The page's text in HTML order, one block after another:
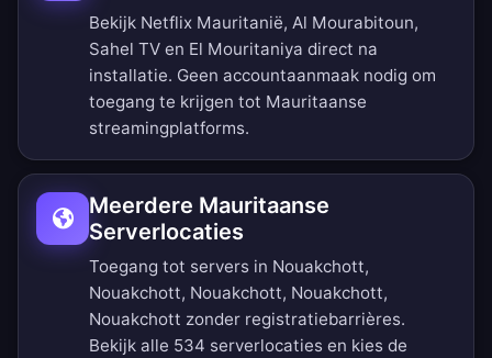
Bekijk Netflix Mauritanië, Al Mourabitoun,
Sahel TV en El Mouritaniya direct na
installatie. Geen accountaanmaak nodig om
toegang te krijgen tot Mauritaanse
streamingplatforms.
Meerdere Mauritaanse
Serverlocaties
Toegang tot servers in Nouakchott,
Nouakchott, Nouakchott, Nouakchott,
Nouakchott zonder registratiebarrières.
Bekijk alle 534 serverlocaties en kies de